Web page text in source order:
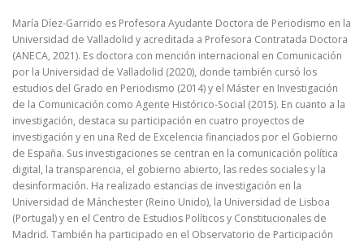
María Díez-Garrido es Profesora Ayudante Doctora de Periodismo en la
Universidad de Valladolid y acreditada a Profesora Contratada Doctora
(ANECA, 2021). Es doctora con mención internacional en Comunicación
por la Universidad de Valladolid (2020), donde también cursó los
estudios del Grado en Periodismo (2014) y el Máster en Investigación
de la Comunicación como Agente Histórico-Social (2015). En cuanto a la
investigación, destaca su participación en cuatro proyectos de
investigación y en una Red de Excelencia financiados por el Gobierno
de España. Sus investigaciones se centran en la comunicación política
digital, la transparencia, el gobierno abierto, las redes sociales y la
desinformación. Ha realizado estancias de investigación en la
Universidad de Mánchester (Reino Unido), la Universidad de Lisboa
(Portugal) y en el Centro de Estudios Políticos y Constitucionales de
Madrid. También ha participado en el Observatorio de Participación